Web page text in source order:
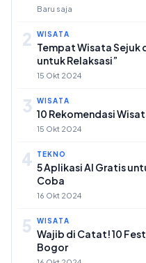
Baru saja
2 WISATA
Tempat Wisata Sejuk
untuk Relaksasi”
15 Okt 2024
3 WISATA
10 Rekomendasi
15 Okt 2024
4 TEKNO
5 Aplikasi AI Gratis
Coba
16 Okt 2024
5 WISATA
Wajib di Catat! 10
Bogor